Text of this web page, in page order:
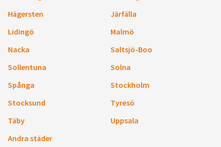
Hägersten
Järfälla
Lidingö
Malmö
Nacka
Saltsjö-Boo
Sollentuna
Solna
Spånga
Stockholm
Stocksund
Tyresö
Täby
Uppsala
Andra städer